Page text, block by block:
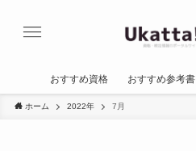
おすすめ資格 おすすめ参考書
ホーム 2022年 7月